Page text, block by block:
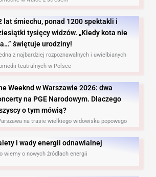
lat śmiechu, ponad 1200 spektakli i
tysięcy widzów. „Kiedy kota nie
świętuje urodziny!
z najbardziej rozpoznawalnych i uwielbianych
teatralnych w Polsce
Weeknd w Warszawie 2026: dwa
na PGE Narodowym. Dlaczego
o tym mówią?
na trasie wielkiego widowiska popowego
i wady energii odnawialnej
wiemy o nowych źródłach energii